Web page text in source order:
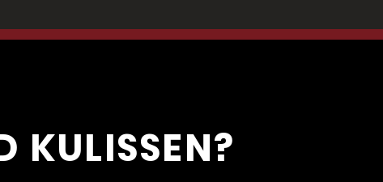
KULISSEN?